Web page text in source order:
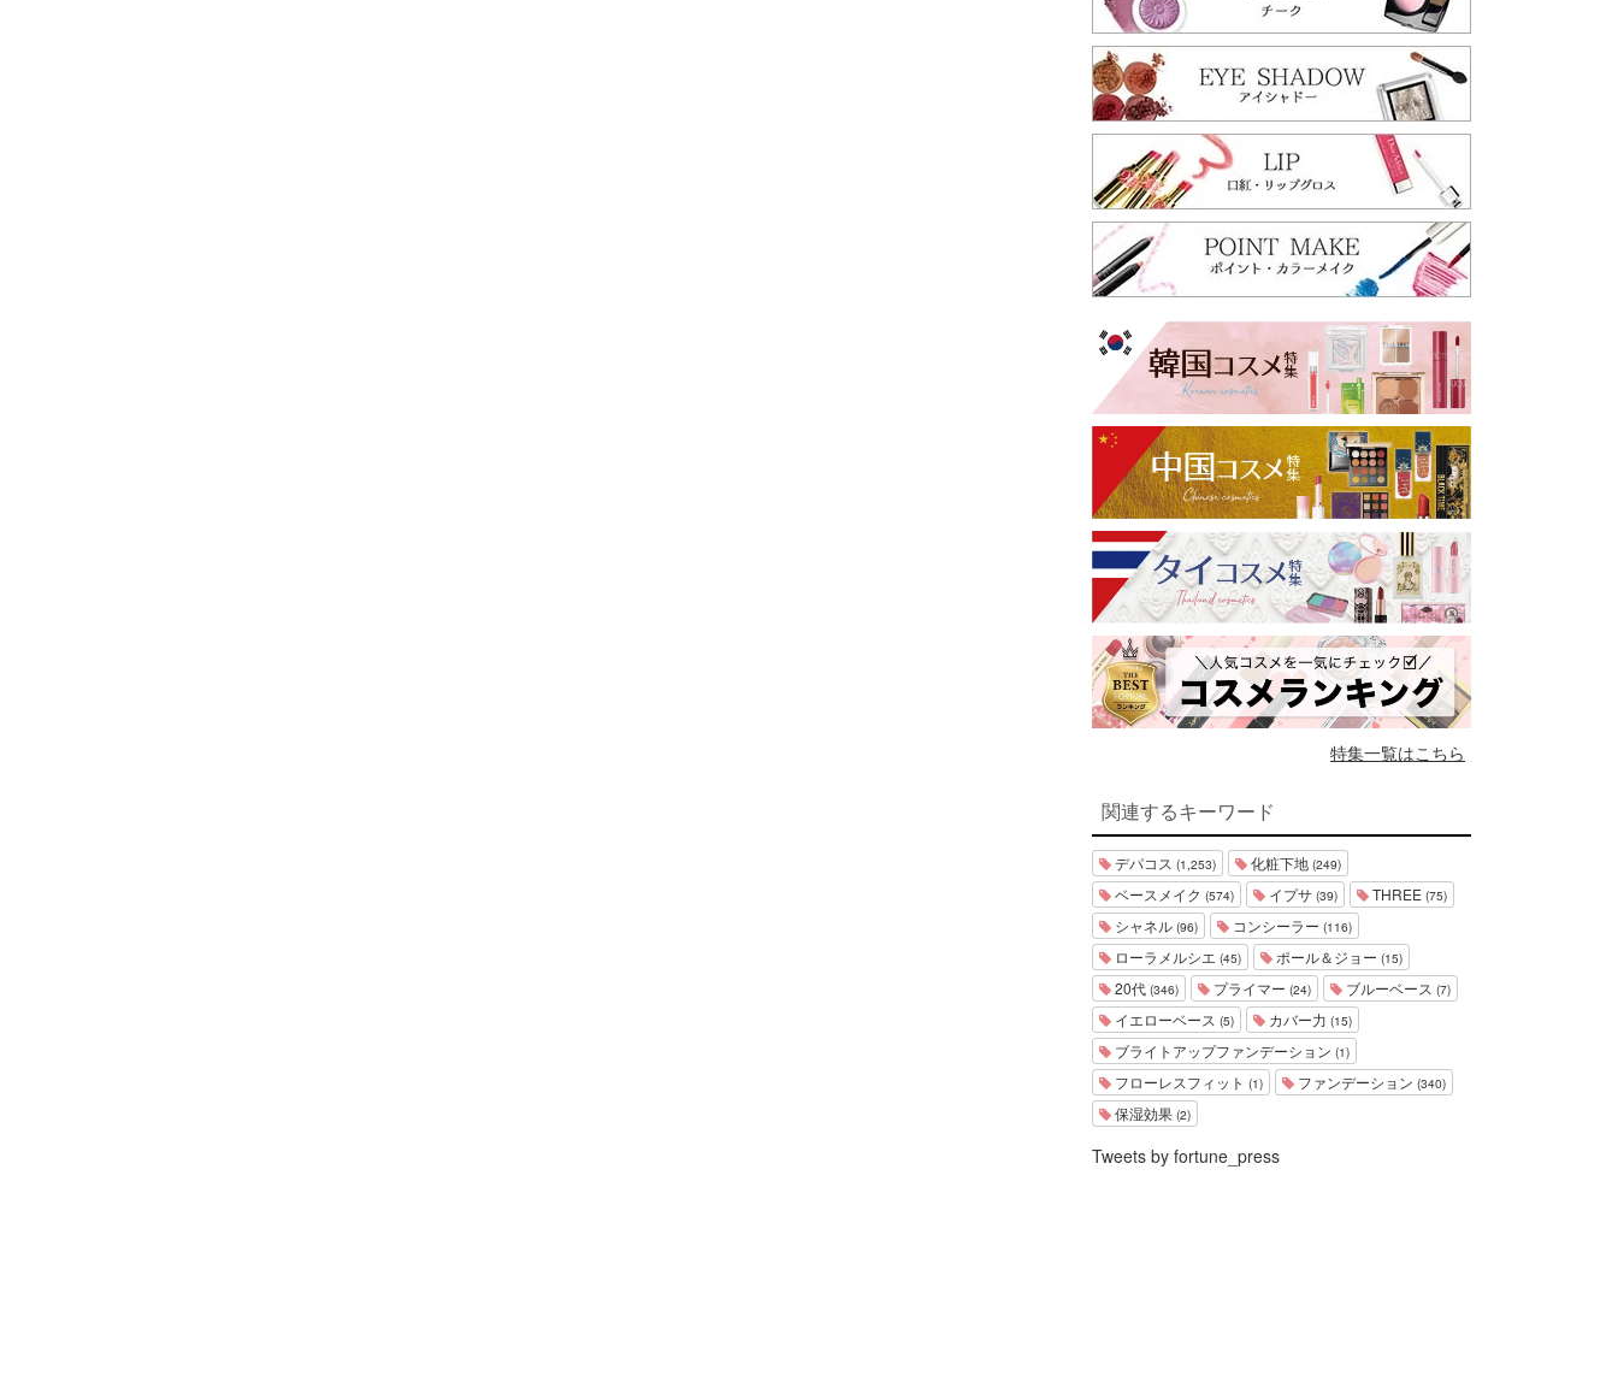
特集一覧はこちら
関連するキーワード
デパコス (1,253) 化粧下地 (249)
ベースメイク (574) イプサ (39) THREE (75)
シャネル (96) コンシーラー (116)
ローラメルシエ (45) ポール＆ジョー (15)
20代 (346) プライマー (24) ブルーベース (7)
イエローベース (5) カバー力 (15)
ブライトアップファンデーション (1)
フローレスフィット (1) ファンデーション (340)
保湿効果 (2)
Tweets by fortune_press